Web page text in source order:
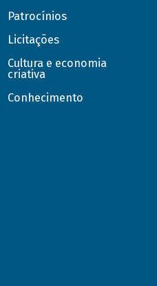
Patrocínios
Licitações
Cultura e economia
criativa
Conhecimento